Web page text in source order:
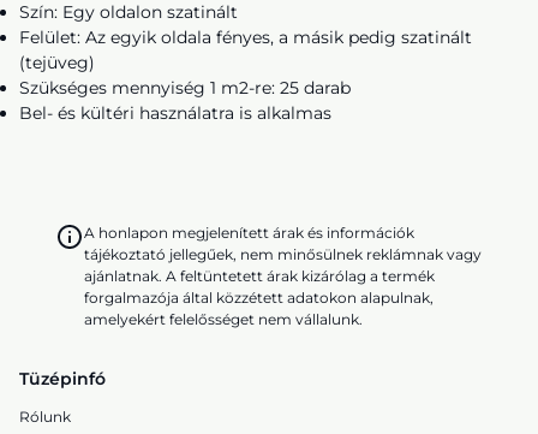
Szín: Egy oldalon szatinált
Felület: Az egyik oldala fényes, a másik pedig szatinált
(tejüveg)
Szükséges mennyiség 1 m2-re: 25 darab
Bel- és kültéri használatra is alkalmas
A honlapon megjelenített árak és információk
tájékoztató jellegűek, nem minősülnek reklámnak vagy
ajánlatnak. A feltüntetett árak kizárólag a termék
forgalmazója által közzétett adatokon alapulnak,
amelyekért felelősséget nem vállalunk.
Tüzépinfó
Rólunk